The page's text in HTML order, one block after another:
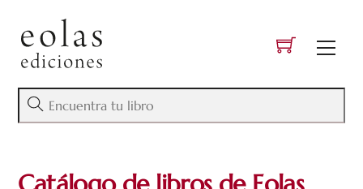
content